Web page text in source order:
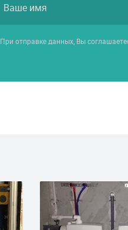
При отправке данных, Вы